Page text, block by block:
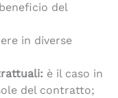
del
in diverse
è il caso in
del contratto;